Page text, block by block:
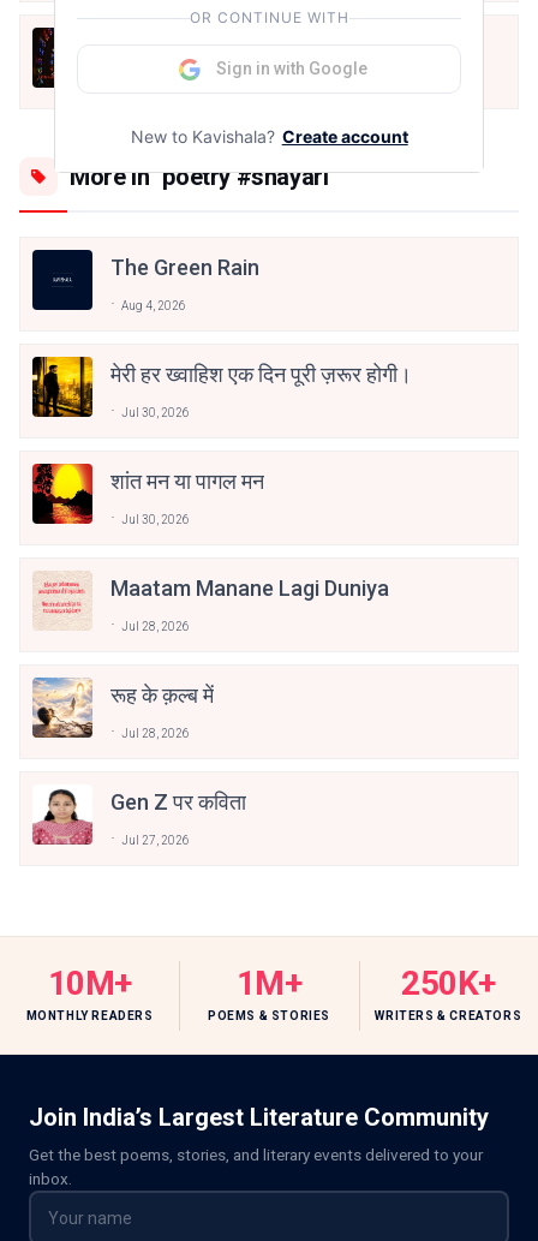
देर कर बैठा हूँ।
Aug 6, 2026
More in "poetry #shayari"
The Green Rain
Aug 4, 2026
मेरी हर ख्वाहिश एक दिन पूरी ज़रूर होगी।
Jul 30, 2026
शांत मन या पागल मन
Jul 30, 2026
Maatam Manane Lagi Duniya
Jul 28, 2026
रूह के क़ल्ब में
Jul 28, 2026
Gen Z पर कविता
Jul 27, 2026
10M+
MONTHLY READERS
1M+
POEMS & STORIES
250K+
WRITERS & CREATORS
Join India’s Largest Literature Community
Get the best poems, stories, and literary events delivered to your
inbox.
OR CONTINUE WITH
Sign in with Google
New to Kavishala? Create account